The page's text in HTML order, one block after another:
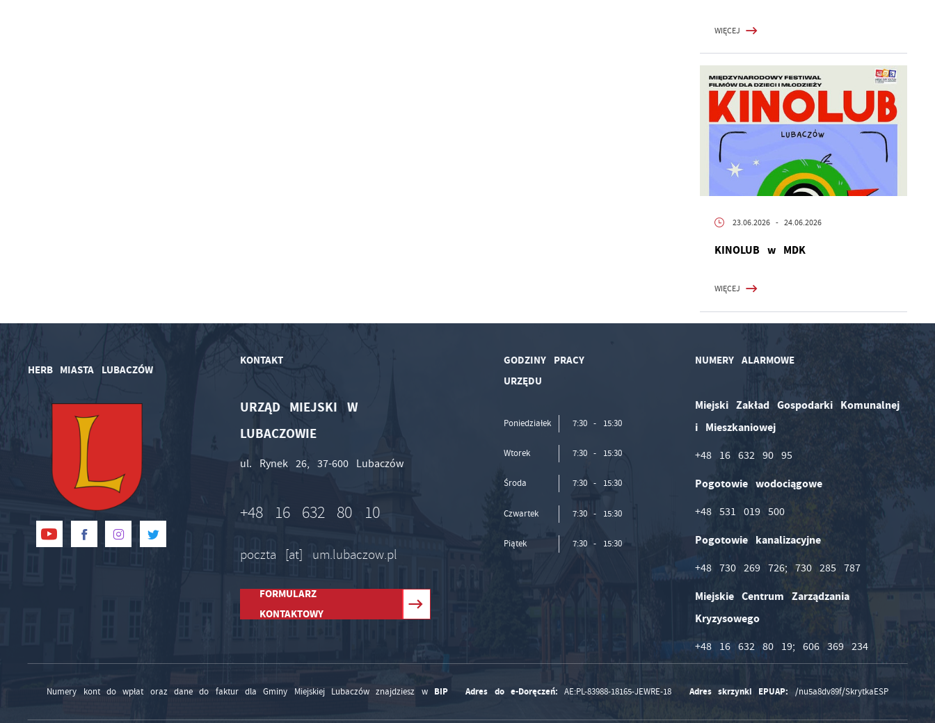
WIĘCEJ
23.06.2026 - 24.06.2026
KINOLUB w MDK
WIĘCEJ
HERB MIASTA LUBACZÓW
KONTAKT
URZĄD MIEJSKI W
LUBACZOWIE
ul. Rynek 26, 37-600 Lubaczów
+48 16 632 80 10
poczta [at] um.lubaczow.pl
FORMULARZ
KONTAKTOWY
GODZINY PRACY
URZĘDU
Poniedziałek 7:30 - 15:30
Wtorek 7:30 - 15:30
Środa 7:30 - 15:30
Czwartek 7:30 - 15:30
Piątek 7:30 - 15:30
NUMERY ALARMOWE
Miejski Zakład Gospodarki Komunalnej
i Mieszkaniowej
+48 16 632 90 95
Pogotowie wodociągowe
+48 531 019 500
Pogotowie kanalizacyjne
+48 730 269 726; 730 285 787
Miejskie Centrum Zarządzania
Kryzysowego
+48 16 632 80 19; 606 369 234
Numery kont do wpłat oraz dane do faktur dla Gminy Miejskiej Lubaczów znajdziesz w BIP Adres do e-Doręczeń: AE:PL-83988-18165-JEWRE-18 Adres skrzynki EPUAP: /nu5a8dv89f/SkrytkaESP